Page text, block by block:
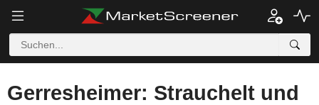
Gerresheimer: Strauchelt und